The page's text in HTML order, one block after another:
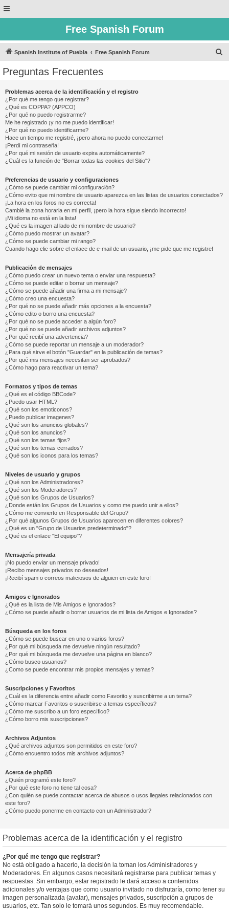
Free Spanish Forum
Spanish Institute of Puebla Free Spanish Forum
Preguntas Frecuentes
Problemas acerca de la identificación y el registro
¿Por qué me tengo que registrar?
¿Qué es COPPA? (APPCO)
¿Por qué no puedo registrarme?
Me he registrado ¡y no me puedo identificar!
¿Por qué no puedo identificarme?
Hace un tiempo me registré, ¡pero ahora no puedo conectarme!
¡Perdí mi contraseña!
¿Por qué mi sesión de usuario expira automáticamente?
¿Cuál es la función de "Borrar todas las cookies del Sitio"?
Preferencias de usuario y configuraciones
¿Cómo se puede cambiar mi configuración?
¿Cómo evito que mi nombre de usuario aparezca en las listas de usuarios conectados?
¡La hora en los foros no es correcta!
Cambié la zona horaria en mi perfil, ¡pero la hora sigue siendo incorrecto!
¡Mi idioma no está en la lista!
¿Qué es la imagen al lado de mi nombre de usuario?
¿Cómo puedo mostrar un avatar?
¿Cómo se puede cambiar mi rango?
Cuando hago clic sobre el enlace de e-mail de un usuario, ¡me pide que me registre!
Publicación de mensajes
¿Cómo puedo crear un nuevo tema o enviar una respuesta?
¿Cómo se puede editar o borrar un mensaje?
¿Cómo se puede añadir una firma a mi mensaje?
¿Cómo creo una encuesta?
¿Por qué no se puede añadir más opciones a la encuesta?
¿Cómo edito o borro una encuesta?
¿Por qué no se puede acceder a algún foro?
¿Por qué no se puede añadir archivos adjuntos?
¿Por qué recibí una advertencia?
¿Cómo se puede reportar un mensaje a un moderador?
¿Para qué sirve el botón "Guardar" en la publicación de temas?
¿Por qué mis mensajes necesitan ser aprobados?
¿Cómo hago para reactivar un tema?
Formatos y tipos de temas
¿Qué es el código BBCode?
¿Puedo usar HTML?
¿Qué son los emoticonos?
¿Puedo publicar imagenes?
¿Qué son los anuncios globales?
¿Qué son los anuncios?
¿Qué son los temas fijos?
¿Qué son los temas cerrados?
¿Qué son los iconos para los temas?
Niveles de usuario y grupos
¿Qué son los Administradores?
¿Qué son los Moderadores?
¿Qué son los Grupos de Usuarios?
¿Donde están los Grupos de Usuarios y como me puedo unir a ellos?
¿Cómo me convierto en Responsable del Grupo?
¿Por qué algunos Grupos de Usuarios aparecen en diferentes colores?
¿Qué es un "Grupo de Usuarios predeterminado"?
¿Qué es el enlace "El equipo"?
Mensajería privada
¡No puedo enviar un mensaje privado!
¡Recibo mensajes privados no deseados!
¡Recibí spam o correos maliciosos de alguien en este foro!
Amigos e Ignorados
¿Qué es la lista de Mis Amigos e Ignorados?
¿Cómo se puede añadir o borrar usuarios de mi lista de Amigos e Ignorados?
Búsqueda en los foros
¿Cómo se puede buscar en uno o varios foros?
¿Por qué mi búsqueda me devuelve ningún resultado?
¿Por qué mi búsqueda me devuelve una página en blanco?
¿Cómo busco usuarios?
¿Como se puede encontrar mis propios mensajes y temas?
Suscripciones y Favoritos
¿Cuál es la diferencia entre añadir como Favorito y suscribirme a un tema?
¿Cómo marcar Favoritos o suscribirse a temas específicos?
¿Cómo me suscribo a un foro específico?
¿Cómo borro mis suscripciones?
Archivos Adjuntos
¿Qué archivos adjuntos son permitidos en este foro?
¿Cómo encuentro todos mis archivos adjuntos?
Acerca de phpBB
¿Quién programó este foro?
¿Por qué este foro no tiene tal cosa?
¿Con quién se puede contactar acerca de abusos o usos ilegales relacionados con
este foro?
¿Cómo puedo ponerme en contacto con un Administrador?
Problemas acerca de la identificación y el registro
¿Por qué me tengo que registrar?
No está obligado a hacerlo, la decisión la toman los Administradores y
Moderadores. En algunos casos necesitará registrarse para publicar temas y
respuestas. Sin embargo, estar registrado le dará acceso a contenidos
adicionales y/o ventajas que como usuario invitado no disfrutaría, como tener su
imagen personalizada (avatar), mensajes privados, suscripción a grupos de
usuarios, etc. Tan solo le tomará unos segundos. Es muy recomendable.